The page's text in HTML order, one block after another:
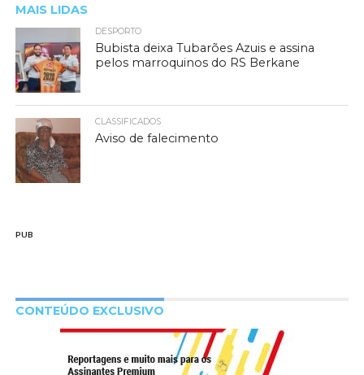
MAIS LIDAS
DESPORTO
Bubista deixa Tubarões Azuis e assina
pelos marroquinos do RS Berkane
CLASSIFICADOS
Aviso de falecimento
PUB
CONTEÚDO EXCLUSIVO